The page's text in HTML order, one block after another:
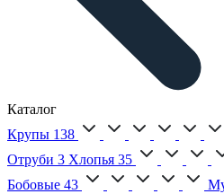
Каталог
Крупы 138
Отруби 3 Хлопья 35
Бобовые 43